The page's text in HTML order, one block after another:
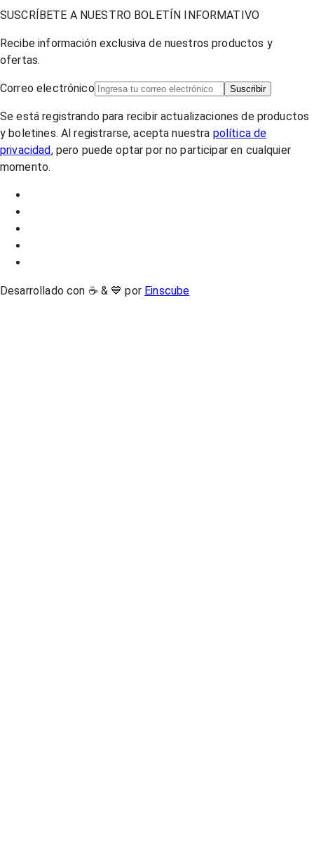
SUSCRÍBETE A NUESTRO BOLETÍN INFORMATIVO
Recibe información exclusiva de nuestros productos y
ofertas.
Correo electrónico Suscribir
Se está registrando para recibir actualizaciones de productos
y boletines. Al registrarse, acepta nuestra política de
privacidad, pero puede optar por no participar en cualquier
momento.
Desarrollado con ☕ & 💙 por Einscube